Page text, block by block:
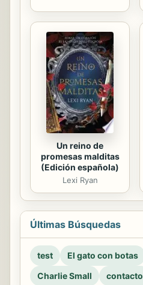
Un reino de
promesas malditas
(Edición española)
Lexi Ryan
Últimas Búsquedas
test El gato con botas
Charlie Small
contacto